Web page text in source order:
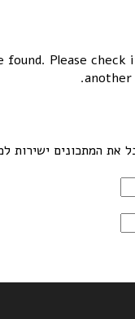
found. Please
another
את המתכונים ישירות